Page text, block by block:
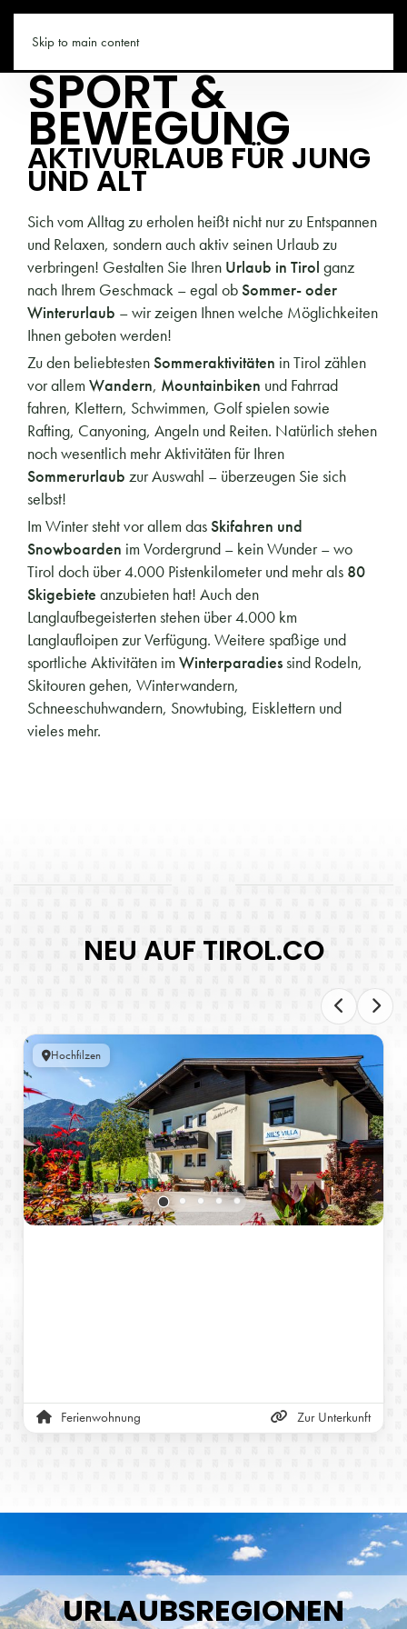
Skip to main content
TIROL.CO
SPORT &
BEWEGUNG
AKTIVURLAUB FÜR JUNG
UND ALT
Sich vom Alltag zu erholen heißt nicht nur zu Entspannen
und Relaxen, sondern auch aktiv seinen Urlaub zu
verbringen! Gestalten Sie Ihren Urlaub in Tirol ganz
nach Ihrem Geschmack – egal obSommer- oder
Winterurlaub – wir zeigen Ihnen welche Möglichkeiten
Ihnen geboten werden!
Zu den beliebtestenSommeraktivitäten in Tirol zählen
vor allem Wandern, Mountainbiken und Fahrrad
fahren, Klettern, Schwimmen, Golf spielen sowie
Rafting, Canyoning, Angeln und Reiten. Natürlich stehen
noch wesentlich mehr Aktivitäten für Ihren
Sommerurlaub zur Auswahl – überzeugen Sie sich
selbst!
Im Winter steht vor allem dasSkifahren und
Snowboarden im Vordergrund – kein Wunder – wo
Tirol doch über 4.000 Pistenkilometer und mehr als 80
Skigebiete anzubieten hat! Auch den
Langlaufbegeisterten stehen über 4.000 km
Langlaufloipen zur Verfügung. Weitere spaßige und
sportliche Aktivitäten im Winterparadiessind Rodeln,
Skitouren gehen, Winterwandern,
Schneeschuhwandern, Snowtubing, Eisklettern und
vieles mehr.
NEU AUF TIROL.CO
Hochfilzen
Ferienwohnung Zur Unterkunft
URLAUBSREGIONEN